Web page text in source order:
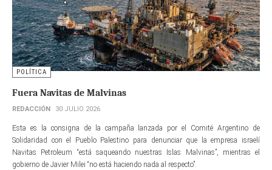
POLÍTICA
Fuera Navitas de Malvinas
REDACCIÓN 30 JULIO 2026
Esta es la consigna de la campaña lanzada por el Comité Argentino de
Solidaridad con el Pueblo Palestino para denunciar que la empresa israelí
Navitas Petroleum “está saqueando nuestras Islas Malvinas”, mientras el
gobierno de Javier Milei “no está haciendo nada al respecto”.